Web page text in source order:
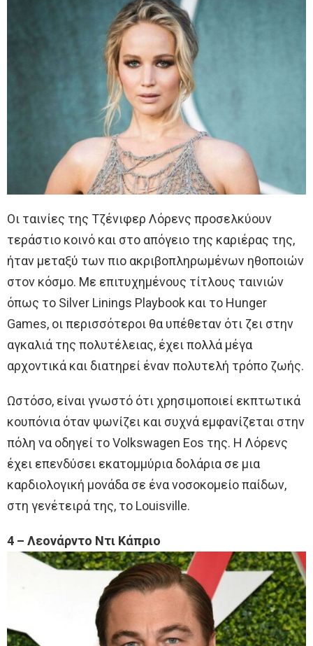
Οι ταινίες της Τζένιφερ Λόρενς προσελκύουν
τεράστιο κοινό και στο απόγειο της καριέρας της,
ήταν μεταξύ των πιο ακριβοπληρωμένων ηθοποιών
στον κόσμο. Με επιτυχημένους τίτλους ταινιών
όπως το Silver Linings Playbook και το Hunger
Games, οι περισσότεροι θα υπέθεταν ότι ζει στην
αγκαλιά της πολυτέλειας, έχει πολλά μέγα
αρχοντικά και διατηρεί έναν πολυτελή τρόπο ζωής.
Ωστόσο, είναι γνωστό ότι χρησιμοποιεί εκπτωτικά
κουπόνια όταν ψωνίζει και συχνά εμφανίζεται στην
πόλη να οδηγεί το Volkswagen Eos της. Η Λόρενς
έχει επενδύσει εκατομμύρια δολάρια σε μια
καρδιολογική μονάδα σε ένα νοσοκομείο παίδων,
στη γενέτειρά της, το Louisville.
4 – Λεονάρντο Ντι Κάπριο